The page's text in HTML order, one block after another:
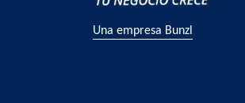
Una empresa Bunzl